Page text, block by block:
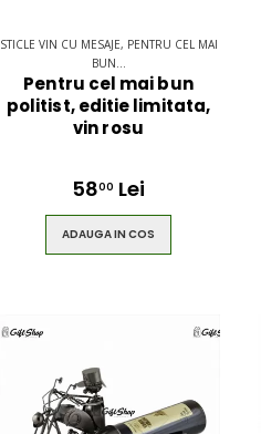
STICLE VIN CU MESAJE, PENTRU CEL MAI
BUN...
Pentru cel mai bun
politist, editie limitata,
vin rosu
5800 Lei
ADAUGA IN COS